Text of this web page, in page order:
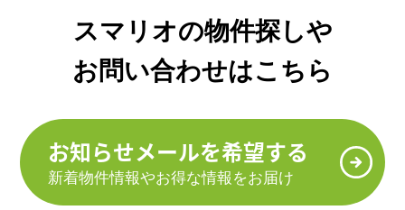
スマリオの物件探しや
お問い合わせはこちら
お知らせメールを希望する
新着物件情報やお得な情報をお届け